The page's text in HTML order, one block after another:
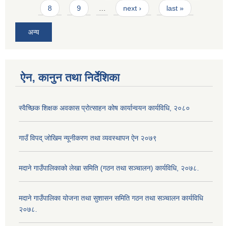
8 9 … next › last »
अन्य
ऐन, कानुन तथा निर्देशिका
स्वैच्छिक शिक्षक अवकास प्रोत्साहन कोष कार्यान्वयन कार्यविधि, २०८०
गाउँ विपद् जोखिम न्यूनीकरण तथा व्यवस्थापन ऐन २०७९
मदाने गाउँपालिकाको लेखा समिति (गठन तथा सञ्चालन) कार्यविधि, २०७८.
मदाने गाउँपालिका योजना तथा सुशासन समिति गठन तथा सञ्चालन कार्यविधि
२०७८.